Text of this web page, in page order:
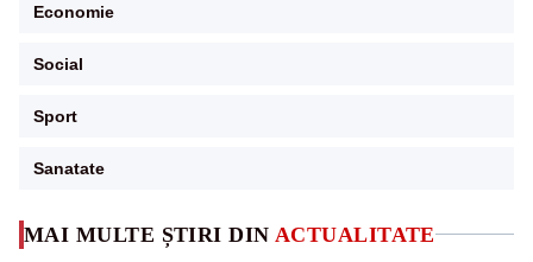
MAI MULTE ȘTIRI DIN ACTUALITATE
Economie
Social
Sport
Sanatate